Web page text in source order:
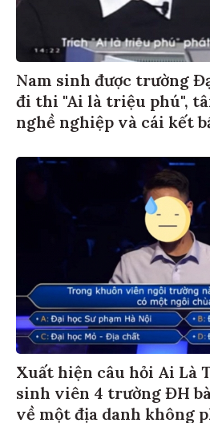
Nam sinh được trường
đi thi "Ai là triệu phú",
nghề nghiệp và cái kết
Xuất hiện câu hỏi Ai Là
sinh viên 4 trường ĐH
về một địa danh không